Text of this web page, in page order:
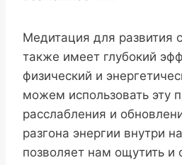
Медитация для развития
также имеет глубокий
физический и
можем использовать эту
расслабления и
разгона энергии внутри
позволяет нам ощутить и